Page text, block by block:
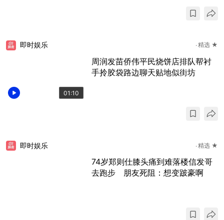
01:10
即时娱乐 精选 ★
周润发苗侨伟平民烧饼店排队帮衬
手拎胶袋路边聊天贴地似街坊
即时娱乐 精选 ★
74岁郑则仕膝头痛到难落楼信发哥
去跑步 朋友死阻：想变跛豪啊